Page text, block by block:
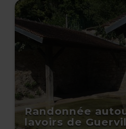
Randonnée
lavoirs de